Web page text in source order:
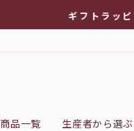
ギフトラッピン
商品一覧 生産者から選ぶ